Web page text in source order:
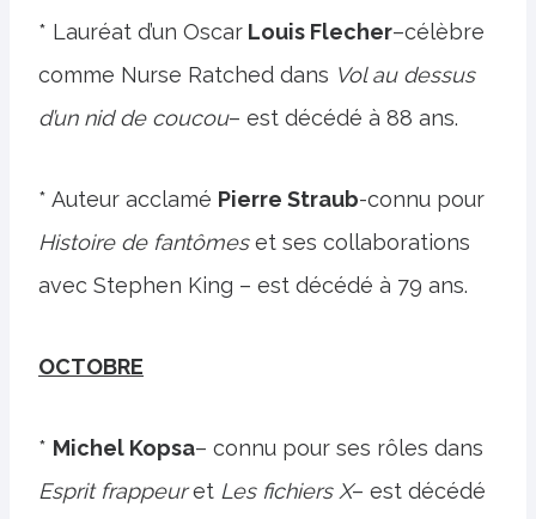
* Lauréat d’un Oscar Louis Flecher–célèbre
comme Nurse Ratched dans Vol au dessus
d’un nid de coucou– est décédé à 88 ans.
* Auteur acclamé Pierre Straub-connu pour
Histoire de fantômeset ses collaborations
avec Stephen King – est décédé à 79 ans.
OCTOBRE
* Michel Kopsa– connu pour ses rôles dans
Esprit frappeuret Les fichiers X– est décédé